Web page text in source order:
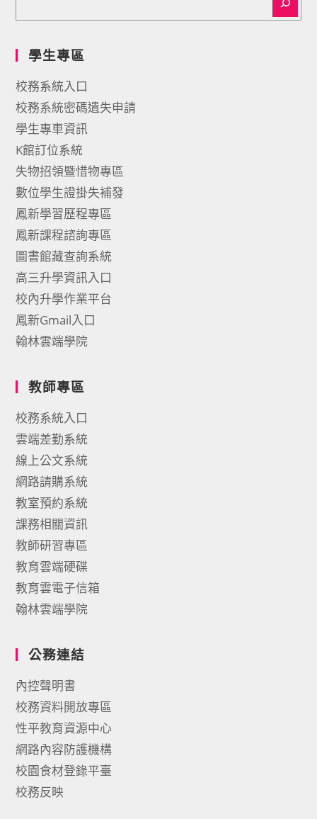
學生專區
校務系統入口
校務系統密碼遺失申請
學生專車資訊
K館訂位系統
失物招領暨惜物專區
數位學生證掛失補發
鳳新學習歷程專區
鳳新課程諮詢專區
圖書館藏查詢系統
高三升學資訊入口
校內升學作業平台
鳳新Gmail入口
翰林雲端學院
教師專區
校務系統入口
雲端差勤系統
線上公文系統
網路請購系統
教室預約系統
課務相關資訊
教師研習專區
教育雲端硬碟
教育雲電子信箱
翰林雲端學院
公務連結
內控聲明書
校務資料開放專區
性平教育資源中心
網路內容防護機構
校園食材登錄平臺
校務反映